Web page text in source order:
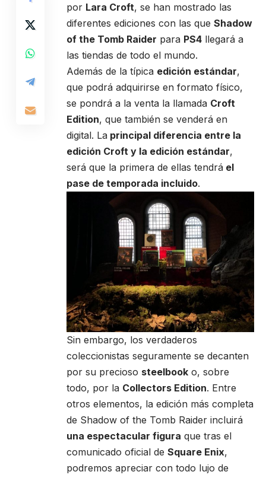
por Lara Croft, se han mostrado las
diferentes ediciones con las que Shadow
of the Tomb Raider para PS4 llegará a
las tiendas de todo el mundo.
Además de la típica edición estándar,
que podrá adquirirse en formato físico,
se pondrá a la venta la llamada Croft
Edition, que también se venderá en
digital. La principal diferencia entre la
edición Croft y la edición estándar,
será que la primera de ellas tendrá el
pase de temporada incluido.
Sin embargo, los verdaderos
coleccionistas seguramente se decanten
por su precioso steelbook o, sobre
todo, por la Collectors Edition. Entre
otros elementos, la edición más completa
de Shadow of the Tomb Raider incluirá
una espectacular figura que tras el
comunicado oficial de Square Enix,
podremos apreciar con todo lujo de